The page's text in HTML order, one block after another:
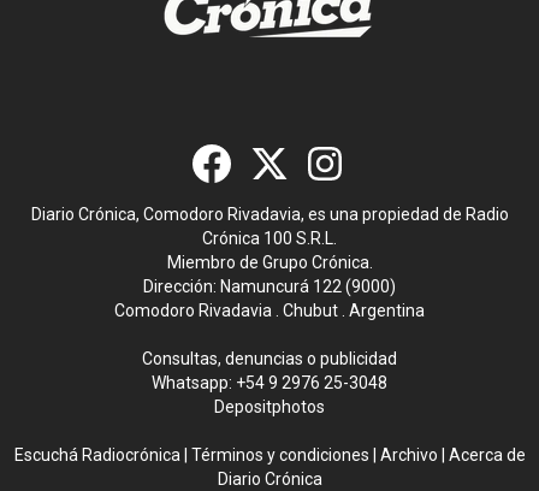
Diario Crónica, Comodoro Rivadavia, es una propiedad de Radio
Crónica 100 S.R.L.
Miembro de Grupo Crónica.
Dirección: Namuncurá 122 (9000)
Comodoro Rivadavia . Chubut . Argentina
Consultas, denuncias o publicidad
Whatsapp: +54 9 2976 25-3048
Depositphotos
Escuchá Radiocrónica Términos y condiciones Archivo
Acerca de
Diario Crónica